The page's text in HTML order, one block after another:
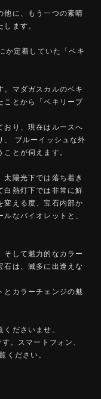
他に、もう一つの素晴
ます。
か定着していた「ベキ
。マダガスカルのベキ
ことから「ベキリーブ
おり、現在はルースへ
、 ブルーイッシュな外
とが伺えます。
太陽光下では落ち着き
白熱灯下では非常に鮮
変える度、宝石内部か
なバイオレットと、
そして魅力的なカラー
石は、滅多に出逢えな
とカラーチェンジの魅
ださいませ。
。スマートフォン、
ください。